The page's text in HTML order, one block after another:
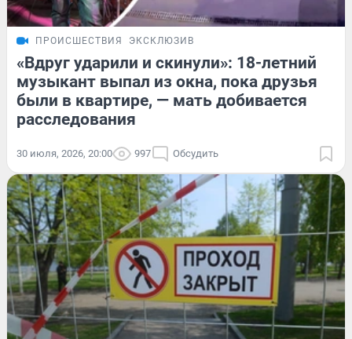
ПРОИСШЕСТВИЯ ЭКСКЛЮЗИВ
«Вдруг ударили и скинули»: 18-летний
музыкант выпал из окна, пока друзья
были в квартире, — мать добивается
расследования
30 июля, 2026, 20:00 997 Обсудить